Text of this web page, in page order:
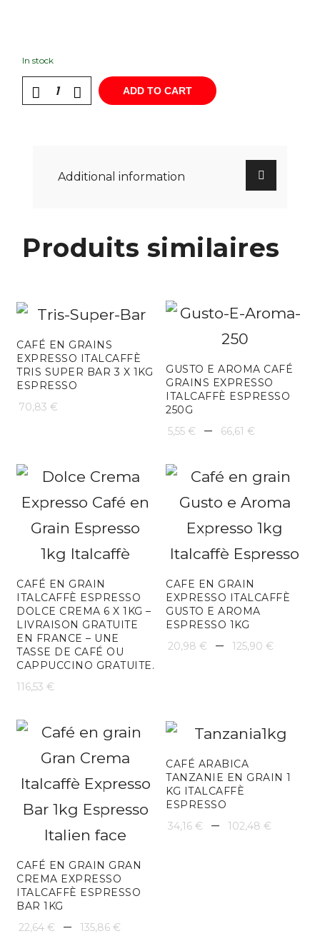
In stock
ADD TO CART
Additional information
Produits similaires
CAFÉ EN GRAINS
EXPRESSO ITALCAFFÈ
TRIS SUPER BAR 3 X 1KG
ESPRESSO
70,83 €
GUSTO E AROMA CAFÉ
GRAINS EXPRESSO
ITALCAFFÈ ESPRESSO
250G
5,55 € – 66,61 €
prix :
5,55 €
à
66,61 €
CAFÉ EN GRAIN
ITALCAFFÈ ESPRESSO
DOLCE CREMA 6 X 1KG –
LIVRAISON GRATUITE
EN FRANCE – UNE
TASSE DE CAFÉ OU
CAPPUCCINO GRATUITE.
116,53 €
CAFE EN GRAIN
EXPRESSO ITALCAFFÈ
GUSTO E AROMA
ESPRESSO 1KG
20,98 € – 125,90 €
à
CAFÉ EN GRAIN GRAN
CREMA EXPRESSO
ITALCAFFÈ ESPRESSO
BAR 1KG
22,64 € – 135,86 €
CAFÉ ARABICA
TANZANIE EN GRAIN 1
KG ITALCAFFÈ
ESPRESSO
34,16 € – 102,48 €